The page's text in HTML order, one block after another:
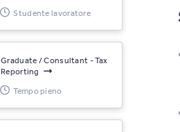
Studente lavoratore
Graduate / Consultant - Tax
Reporting
Tempo pieno